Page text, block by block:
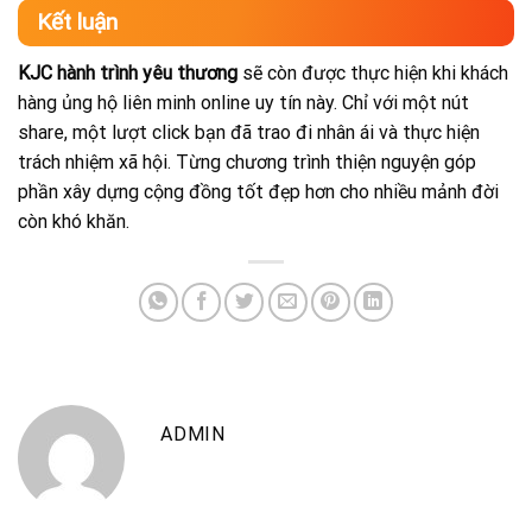
Kết luận
KJC hành trình yêu thương sẽ còn được thực hiện khi khách
hàng ủng hộ liên minh online uy tín này. Chỉ với một nút
share, một lượt click bạn đã trao đi nhân ái và thực hiện
trách nhiệm xã hội. Từng chương trình thiện nguyện góp
phần xây dựng cộng đồng tốt đẹp hơn cho nhiều mảnh đời
còn khó khăn.
ADMIN